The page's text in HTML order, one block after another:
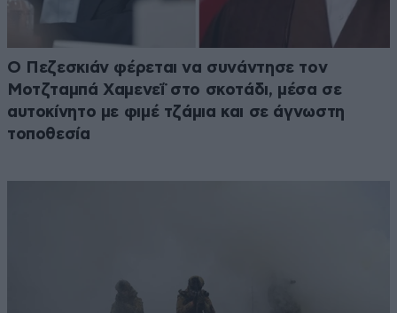
Ο Πεζεσκιάν φέρεται να συνάντησε τον
Μοτζταμπά Χαμενεΐ στο σκοτάδι, μέσα σε
αυτοκίνητο με φιμέ τζάμια και σε άγνωστη
τοποθεσία